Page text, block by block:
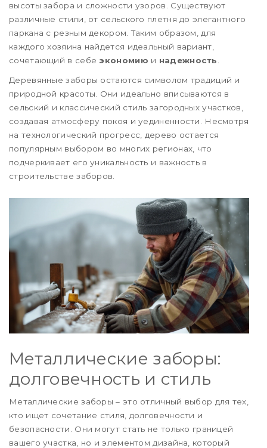
высоты забора и сложности узоров. Существуют
различные стили, от сельского плетня до элегантного
паркана с резным декором. Таким образом, для
каждого хозяина найдется идеальный вариант,
сочетающий в себе экономию и надежность
Деревянные заборы остаются символом традиций и
природной красоты. Они идеально вписываются в
сельский и классический стиль загородных участков,
создавая атмосферу покоя и уединенности. Несмотря
на технологический прогресс, дерево остается
популярным выбором во многих регионах, что
подчеркивает его уникальность и важность в
строительстве заборов.
Металлические заборы:
долговечность и стиль
Металлические заборы – это отличный выбор для тех,
кто ищет сочетание стиля, долговечности и
безопасности. Они могут стать не только границей
вашего участка, но и элементом дизайна, который